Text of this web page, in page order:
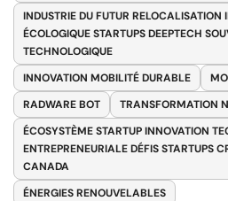
INDUSTRIE DU FUTUR RELOCALISATION
ÉCOLOGIQUE STARTUPS DEEPTECH
TECHNOLOGIQUE
INNOVATION MOBILITÉ DURABLE
RADWARE BOT
TRANSFORMATION
ÉCOSYSTÈME STARTUP INNOVATION
ENTREPRENEURIALE DÉFIS STARTUPS
CANADA
ÉNERGIES RENOUVELABLES